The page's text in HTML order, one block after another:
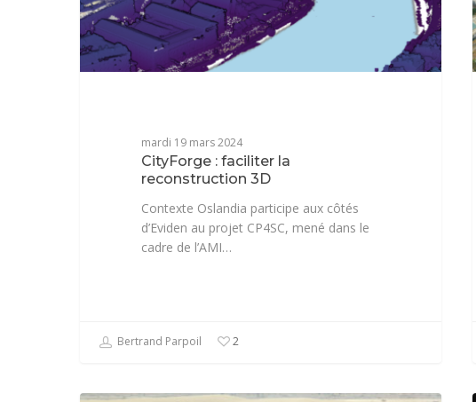
mardi 19 mars 2024
CityForge : faciliter la
reconstruction 3D
Contexte Oslandia participe aux côtés
d’Eviden au projet CP4SC, mené dans le
cadre de l’AMI…
Bertrand Parpoil 2